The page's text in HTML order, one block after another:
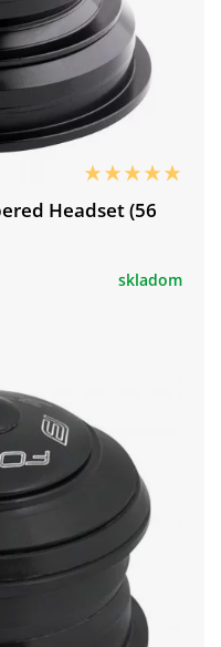
Headset (56
skladom